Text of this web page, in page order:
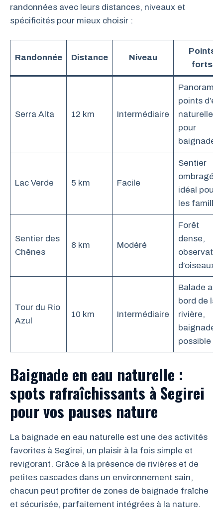
randonnées avec leurs distances, niveaux et
spécificités pour mieux choisir :
Randonnée Distance Niveau
Points
forts
Serra Alta 12 km Intermédiaire
points
naturelle
pour
baignade
Lac Verde 5 km Facile
Sentier
ombragé,
idéal pour
les familles
Sentier des
Chênes
8 km Modéré
Forêt
dense,
d’oiseaux
Tour du Rio
Azul
10 km Intermédiaire
Balade au
bord de la
rivière,
baignade
possible
Baignade en eau naturelle :
spots rafraîchissants à Segirei
pour vos pauses nature
La baignade en eau naturelle est une des activités
favorites à Segirei, un plaisir à la fois simple et
revigorant. Grâce à la présence de rivières et de
petites cascades dans un environnement sain,
chacun peut profiter de zones de baignade fraîche
et sécurisée, parfaitement intégrées à la nature.